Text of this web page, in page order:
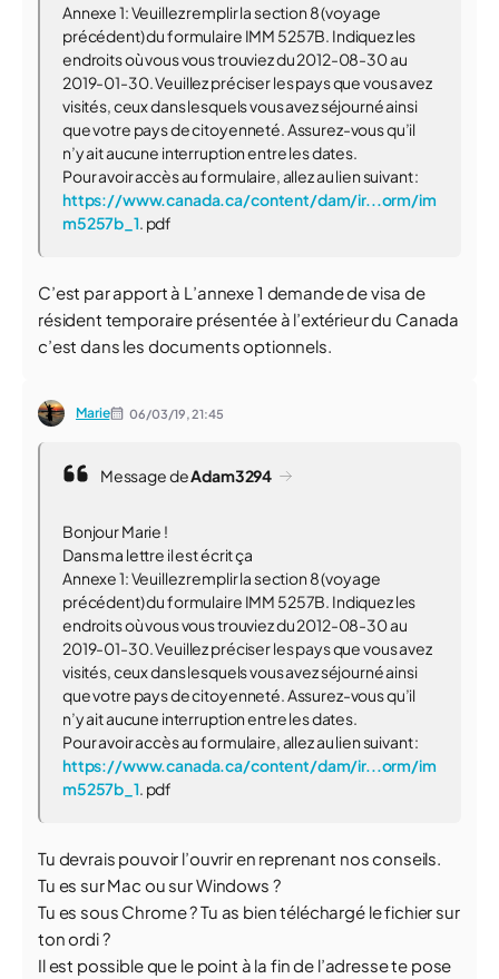
Annexe 1: Veuillez remplir la section 8 (voyage
précédent) du formulaire IMM 5257B. Indiquez les
endroits où vous vous trouviez du 2012-08-30 au
2019-01-30. Veuillez préciser les pays que vous avez
visités, ceux dans lesquels vous avez séjourné ainsi
que votre pays de citoyenneté. Assurez-vous qu’il
n’y ait aucune interruption entre les dates.
Pour avoir accès au formulaire, allez au lien suivant :
https://www.canada.ca/content/dam/ir...orm/im
m5257b_1. pdf
C’est par apport à L’annexe 1 demande de visa de
résident temporaire présentée à l’extérieur du Canada
c’est dans les documents optionnels.
Marie 06/03/19,21:45
Message deAdam3294
Bonjour Marie !
Dans ma lettre il est écrit ça
Annexe 1: Veuillez remplir la section 8 (voyage
précédent) du formulaire IMM 5257B. Indiquez les
endroits où vous vous trouviez du 2012-08-30 au
2019-01-30. Veuillez préciser les pays que vous avez
visités, ceux dans lesquels vous avez séjourné ainsi
que votre pays de citoyenneté. Assurez-vous qu’il
n’y ait aucune interruption entre les dates.
Pour avoir accès au formulaire, allez au lien suivant :
https://www.canada.ca/content/dam/ir...orm/im
m5257b_1. pdf
Tu devrais pouvoir l’ouvrir en reprenant nos conseils.
Tu es sur Mac ou sur Windows ?
Tu es sous Chrome ? Tu as bien téléchargé le fichier sur
ton ordi ?
Il est possible que le point à la fin de l’adresse te pose